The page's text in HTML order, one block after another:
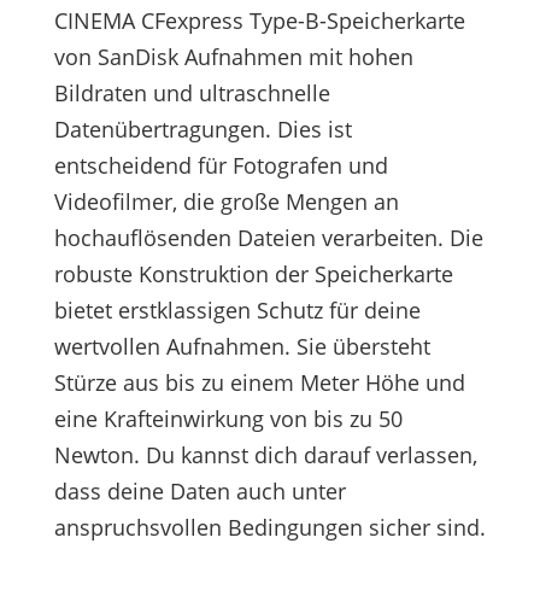
CINEMA CFexpress Type-B-Speicherkarte
von SanDisk Aufnahmen mit hohen
Bildraten und ultraschnelle
Datenübertragungen. Dies ist
entscheidend für Fotografen und
Videofilmer, die große Mengen an
hochauflösenden Dateien verarbeiten. Die
robuste Konstruktion der Speicherkarte
bietet erstklassigen Schutz für deine
wertvollen Aufnahmen. Sie übersteht
Stürze aus bis zu einem Meter Höhe und
eine Krafteinwirkung von bis zu 50
Newton. Du kannst dich darauf verlassen,
dass deine Daten auch unter
anspruchsvollen Bedingungen sicher sind.